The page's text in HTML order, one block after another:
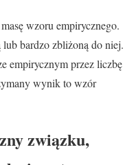
wzoru empirycznego.
bardzo zbliżoną do niej.
empirycznym przez liczbę
wynik to wzór
związku,